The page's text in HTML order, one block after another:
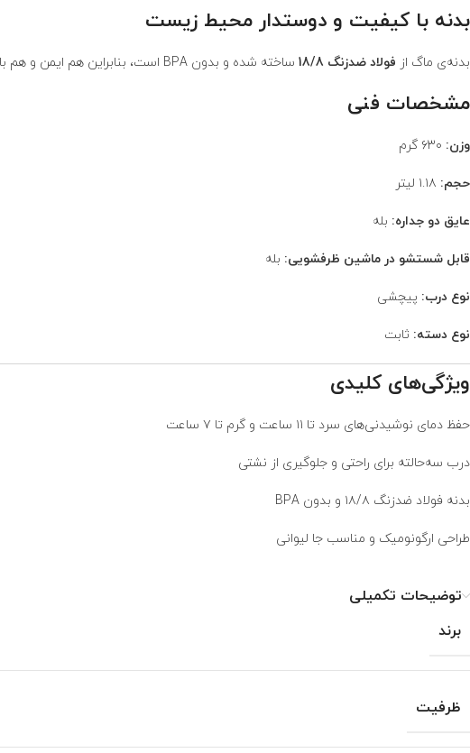
بدنه با کیفیت و دوستدار محیط زیست
بدنه‌ی ماگ از فولاد ضدزنگ 18/8 ساخته شده و بدون BPA است، بنابراین هم ایمن و هم بادوام است. این ماگ با استفاده از مواد بازیافتی ساخته شده و به طبیعت بازمی‌گردد.
مشخصات فنی
وزن:
حجم:
عایق دو جداره: بله
قابل شستشو در ماشین ظرفشویی: بله
نوع درب: پیچشی
نوع دسته: ثابت
ویژگی‌های کلیدی
حفظ دمای نوشیدنی‌های سرد تا ۱۱ ساعت و گرم تا ۷ ساعت
درب سه‌حالته برای راحتی و جلوگیری از نشتی
بدنه فولاد ضدزنگ ۱۸/۸ و بدون BPA
طراحی ارگونومیک و مناسب جا لیوانی
توضیحات تکمیلی
برند
ظرفیت